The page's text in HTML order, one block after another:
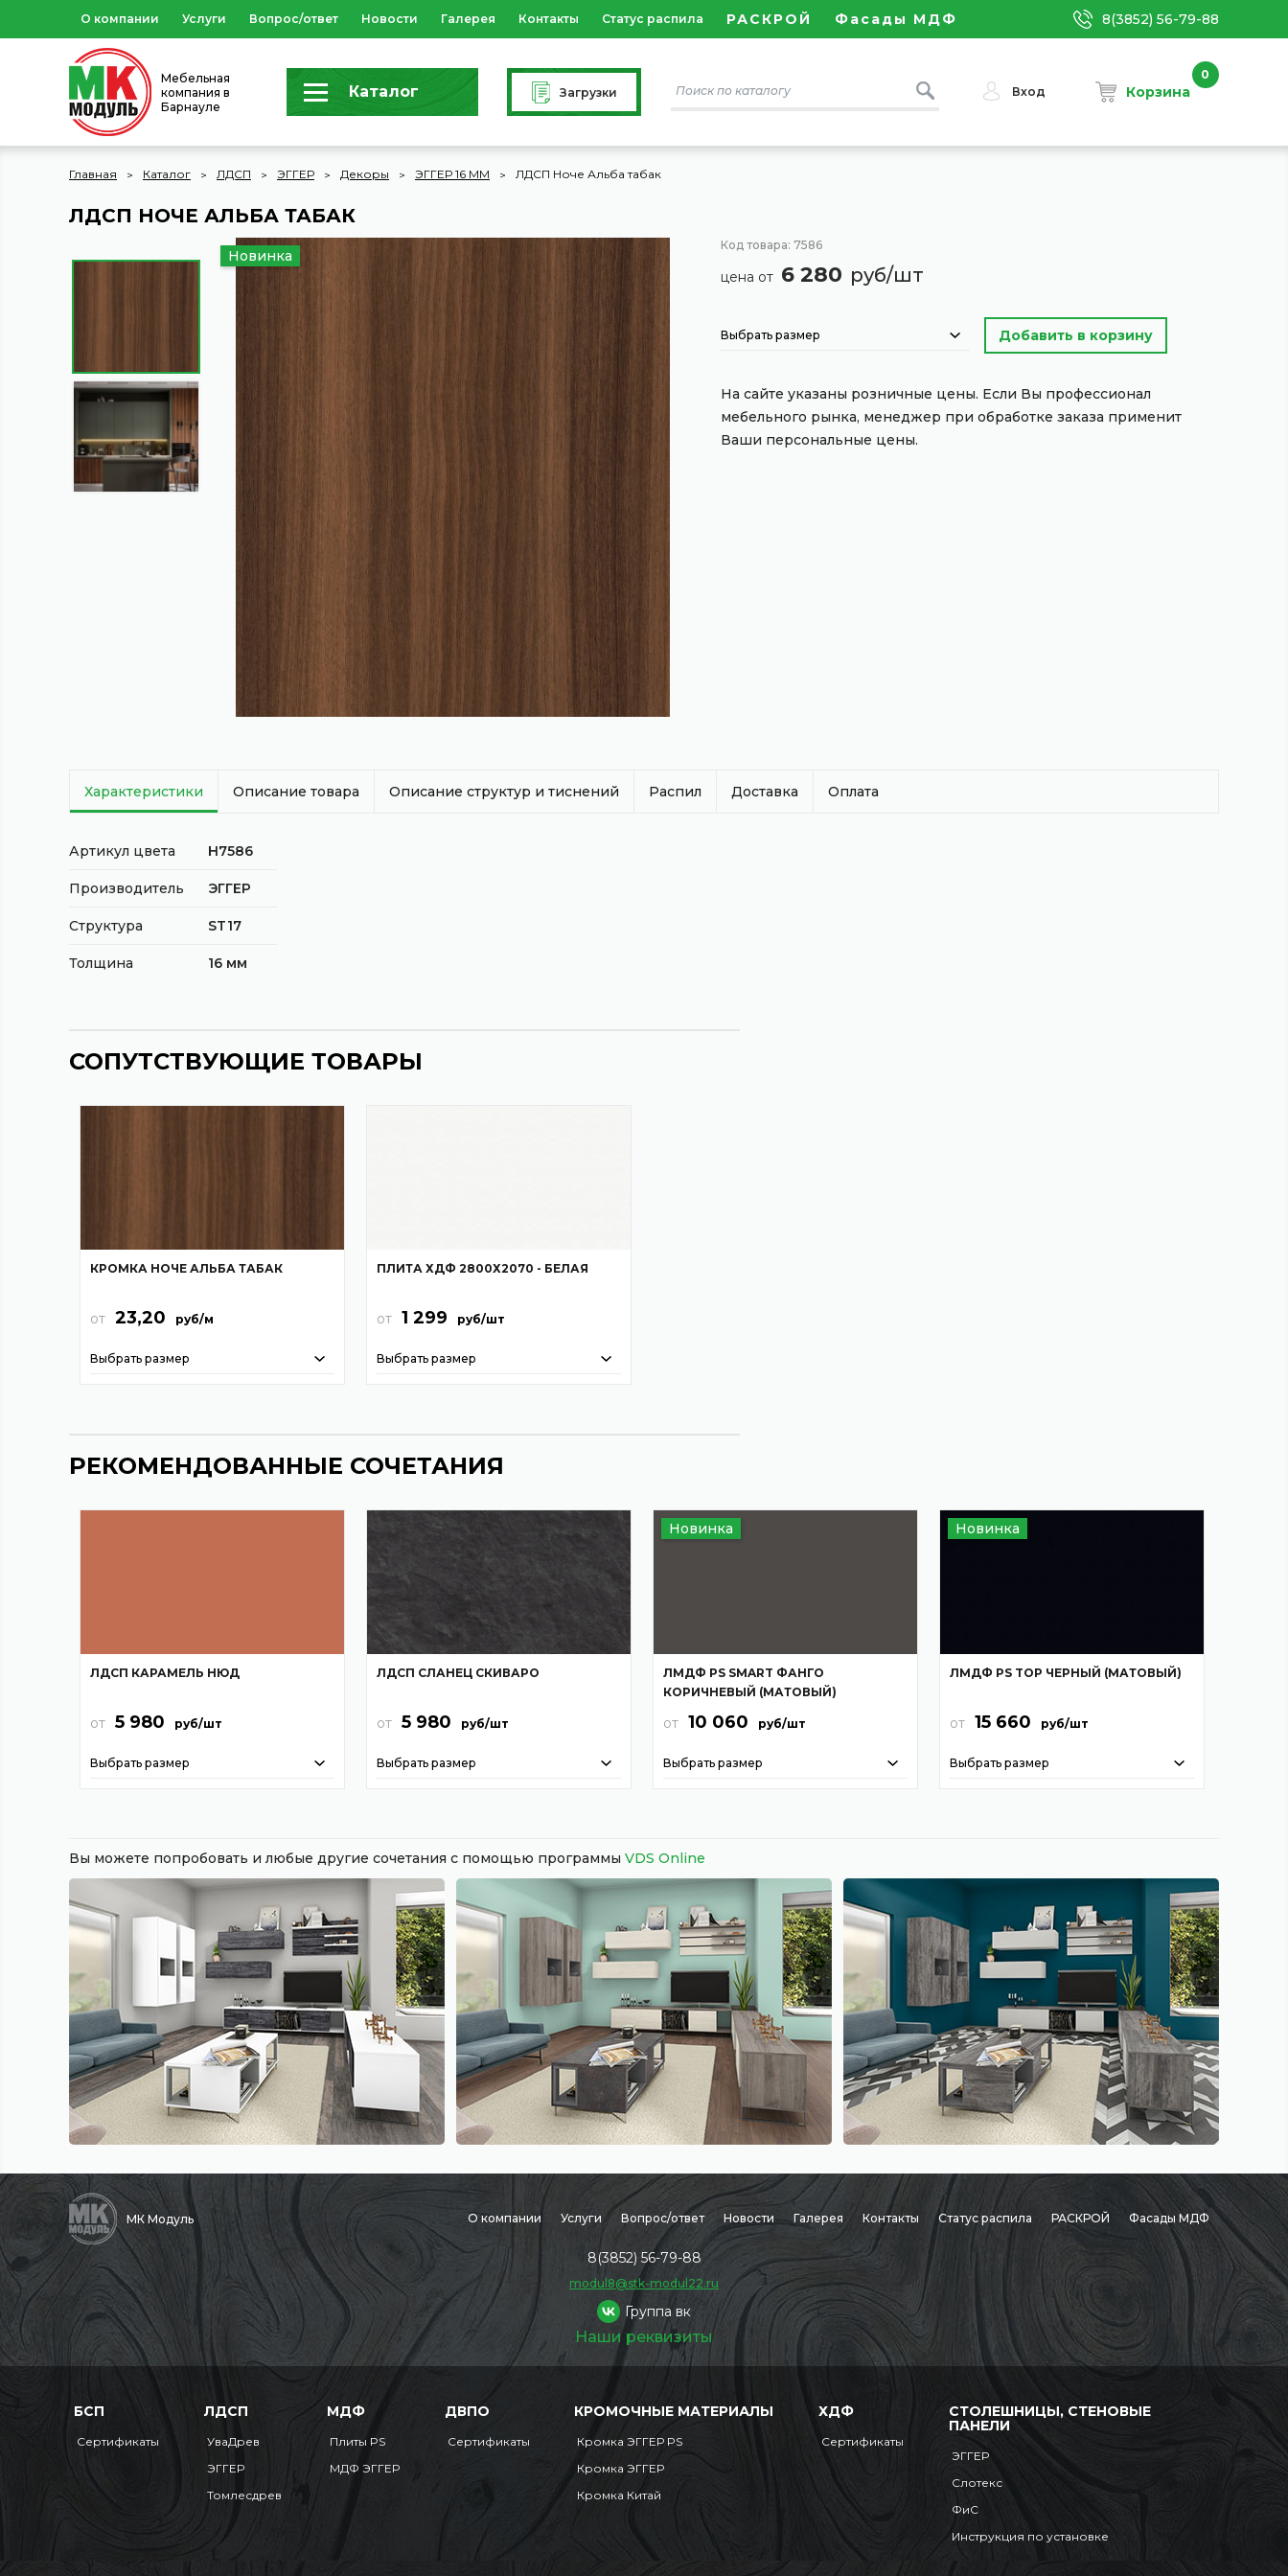
О компании Услуги Вопрос/ответ Новости Галерея Контакты Статус распила РАСКРОЙ Фасады МДФ 8(3852) 56-79-88
Мебельная
компания в
Барнауле
Каталог Загрузки Вход Корзина
0
Главная Каталог ЛДСП ЭГГЕР Декоры ЭГГЕР 16 ММ ЛДСП Ноче Альба табак
ЛДСП НОЧЕ АЛЬБА ТАБАК
Новинка
Код товара: 7586
цена от 6 280 руб/шт
Выбрать размер
На сайте указаны розничные цены. Если Вы профессионал
мебельного рынка, менеджер при обработке заказа применит
Ваши персональные цены.
Характеристики Описание товара Описание структур и тиснений Распил Доставка Оплата
Артикул цвета H7586
Производитель ЭГГЕР
Структура ST17
Толщина 16 мм
СОПУТСТВУЮЩИЕ ТОВАРЫ
КРОМКА НОЧЕ АЛЬБА ТАБАК
от 23,20 руб/м
Выбрать размер
ПЛИТА ХДФ 2800Х2070 - БЕЛАЯ
от 1 299 руб/шт
Выбрать размер
РЕКОМЕНДОВАННЫЕ СОЧЕТАНИЯ
ЛДСП КАРАМЕЛЬ НЮД
от 5 980 руб/шт
Выбрать размер
ЛДСП СЛАНЕЦ СКИВАРО
от 5 980 руб/шт
Выбрать размер
Новинка
ЛМДФ PS SMART ФАНГО
КОРИЧНЕВЫЙ (МАТОВЫЙ)
от 10 060 руб/шт
Выбрать размер
Новинка
ЛМДФ PS TOP ЧЕРНЫЙ (МАТОВЫЙ)
от 15 660 руб/шт
Выбрать размер
Вы можете попробовать и любые другие сочетания с помощью программы VDS Online
МК Модуль О компании Услуги Вопрос/ответ Новости Галерея Контакты Статус распила РАСКРОЙ Фасады МДФ
8(3852) 56-79-88
modul8@stk-modul22.ru
Группа вк
Наши реквизиты
БСП
Сертификаты
ЛДСП
УваДрев
ЭГГЕР
Томлесдрев
МДФ
Плиты PS
МДФ ЭГГЕР
ДВПО
Сертификаты
КРОМОЧНЫЕ МАТЕРИАЛЫ
Кромка ЭГГЕР PS
Кромка ЭГГЕР
Кромка Китай
ХДФ
Сертификаты
СТОЛЕШНИЦЫ, СТЕНОВЫЕ
ПАНЕЛИ
ЭГГЕР
Слотекс
ФиС
Инструкция по установке